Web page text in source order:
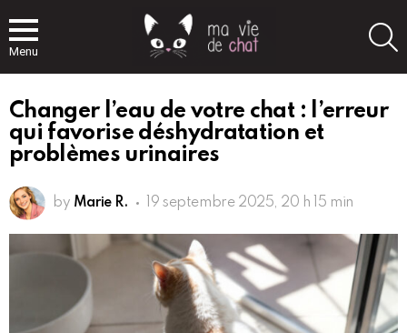
Menu
Changer l’eau de votre chat : l’erreur
qui favorise déshydratation et
problèmes urinaires
by Marie R. 19 septembre 2025, 20 h 15 min